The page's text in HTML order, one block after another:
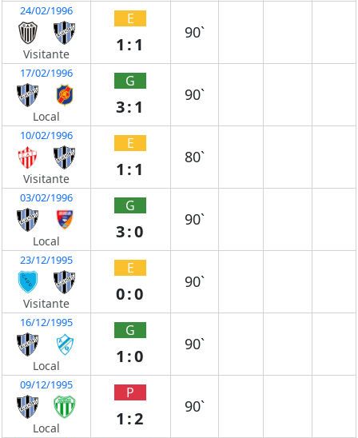
24/02/1996
Visitante
E
1:1
90`
17/02/1996
Local
G
3:1
90`
10/02/1996
Visitante
E
1:1
80`
03/02/1996
Local
G
3:0
90`
23/12/1995
Visitante
E
0:0
90`
16/12/1995
Local
G
1:0
90`
09/12/1995
Local
P
1:2
90`